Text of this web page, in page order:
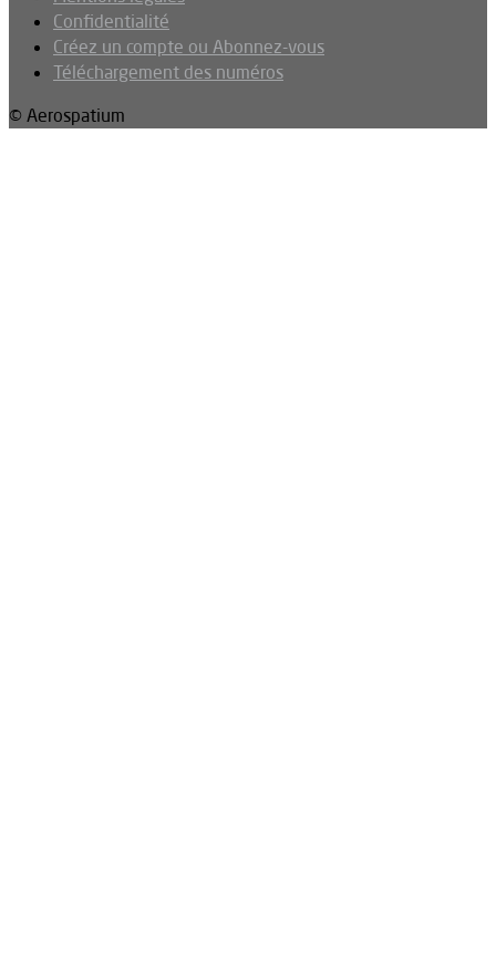
Confidentialité
Créez un compte ou Abonnez-vous
Téléchargement des numéros
© Aerospatium